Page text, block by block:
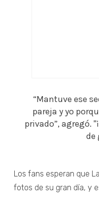
“Mantuve ese
pareja y yo
privado”, agregó.
de
Los fans esperan que
fotos de su gran día, y